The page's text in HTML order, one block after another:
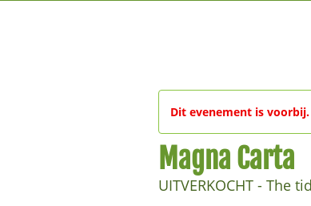
Dit evenement is voorbij.
Magna Carta
UITVERKOCHT - The